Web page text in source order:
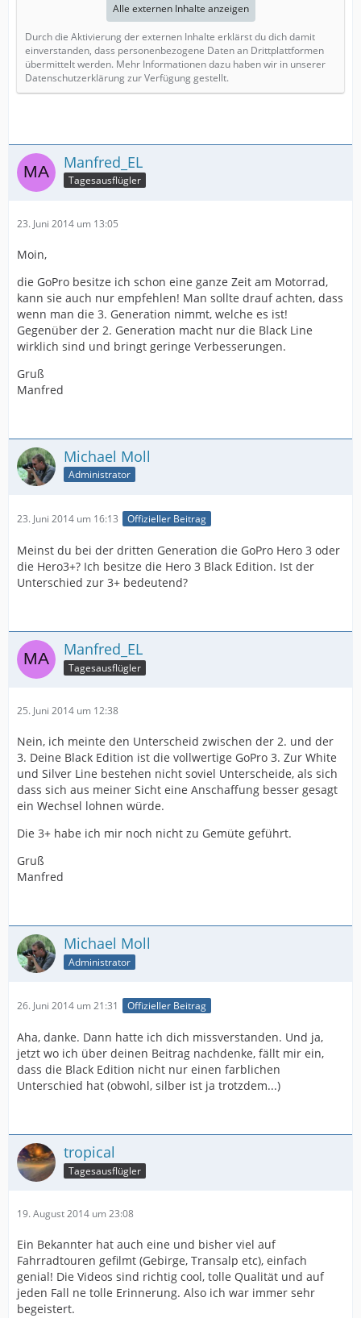
Alle externen Inhalte anzeigen
Durch die Aktivierung der externen Inhalte erklärst du dich damit
einverstanden, dass personenbezogene Daten an Drittplattformen
übermittelt werden. Mehr Informationen dazu haben wir in unserer
Datenschutzerklärung zur Verfügung gestellt.
Manfred_EL
Tagesausflügler
23. Juni 2014 um 13:05
Moin,
die GoPro besitze ich schon eine ganze Zeit am Motorrad,
kann sie auch nur empfehlen! Man sollte drauf achten, dass
wenn man die 3. Generation nimmt, welche es ist!
Gegenüber der 2. Generation macht nur die Black Line
wirklich sind und bringt geringe Verbesserungen.
Gruß
Manfred
Michael Moll
Administrator
23. Juni 2014 um 16:13 Offizieller Beitrag
Meinst du bei der dritten Generation die GoPro Hero 3 oder
die Hero3+? Ich besitze die Hero 3 Black Edition. Ist der
Unterschied zur 3+ bedeutend?
Manfred_EL
Tagesausflügler
25. Juni 2014 um 12:38
Nein, ich meinte den Unterscheid zwischen der 2. und der
3. Deine Black Edition ist die vollwertige GoPro 3. Zur White
und Silver Line bestehen nicht soviel Unterscheide, als sich
dass sich aus meiner Sicht eine Anschaffung besser gesagt
ein Wechsel lohnen würde.
Die 3+ habe ich mir noch nicht zu Gemüte geführt.
Gruß
Manfred
Michael Moll
Administrator
26. Juni 2014 um 21:31 Offizieller Beitrag
Aha, danke. Dann hatte ich dich missverstanden. Und ja,
jetzt wo ich über deinen Beitrag nachdenke, fällt mir ein,
dass die Black Edition nicht nur einen farblichen
Unterschied hat (obwohl, silber ist ja trotzdem...)
tropical
Tagesausflügler
19. August 2014 um 23:08
Ein Bekannter hat auch eine und bisher viel auf
Fahrradtouren gefilmt (Gebirge, Transalp etc), einfach
genial! Die Videos sind richtig cool, tolle Qualität und auf
jeden Fall ne tolle Erinnerung. Also ich war immer sehr
begeistert.